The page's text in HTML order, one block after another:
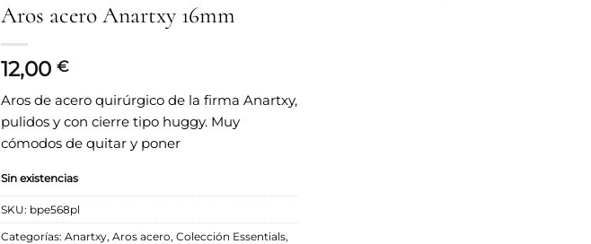
Aros acero Anartxy 16mm
12,00 €
Aros de acero quirúrgico de la firma Anartxy,
pulidos y con cierre tipo huggy. Muy
cómodos de quitar y poner
Sin existencias
SKU: bpe568pl
Categorías: Anartxy, Aros acero, Colección Essentials,